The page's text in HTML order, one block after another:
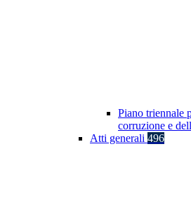
Piano triennale
corruzione e
Atti generali 496